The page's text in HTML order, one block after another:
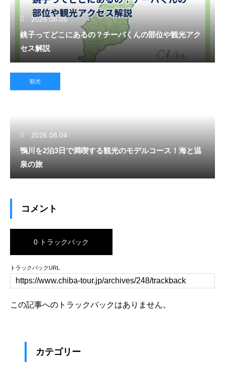
2026.08.05
銚子ってどこにあるの？チーバくんの部位や観光アク
セス解説
観光
2026.08.04
鴨川を2泊3日で満喫する観光のモデルコース！海と温
泉の旅
コメント
0 トラックバック
トラックバックURL
この記事へのトラックバックはありません。
カテゴリー